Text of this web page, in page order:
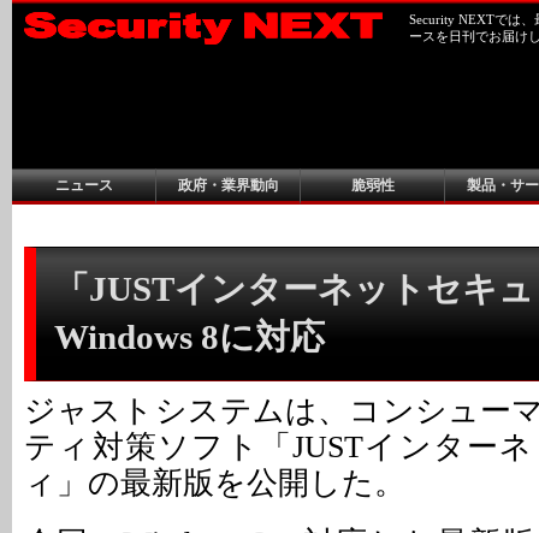
Security NEXTでは
ースを日刊でお届け
ニュース 政府・業界動向 脆弱性 製品・サ
「JUSTインターネットセキ
Windows 8に対応
ジャストシステムは、コンシュー
ティ対策ソフト「JUSTインター
ィ」の最新版を公開した。